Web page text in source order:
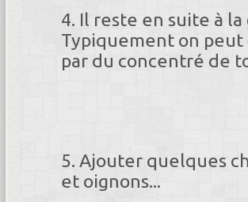
Il reste en suite à la
Typiquement on peut
par du concentré de
Ajouter quelques
et oignons...